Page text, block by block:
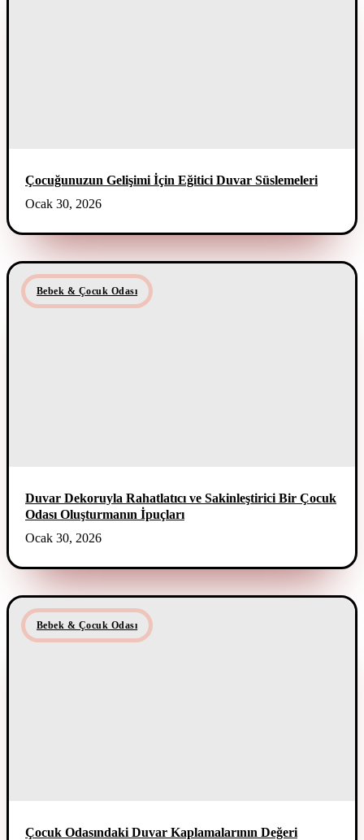
Çocuğunuzun Gelişimi İçin Eğitici Duvar Süslemeleri
Ocak 30, 2026
Bebek & Çocuk Odası
Duvar Dekoruyla Rahatlatıcı ve Sakinleştirici Bir Çocuk
Odası Oluşturmanın İpuçları
Ocak 30, 2026
Bebek & Çocuk Odası
Çocuk Odasındaki Duvar Kaplamalarının Değeri